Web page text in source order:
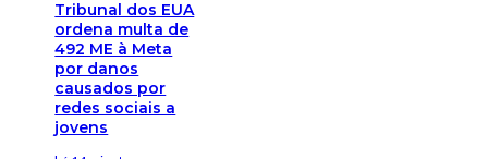
Tribunal dos EUA
ordena multa de
492 ME à Meta
por danos
causados por
redes sociais a
jovens